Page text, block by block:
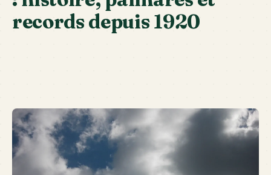
records depuis 1920